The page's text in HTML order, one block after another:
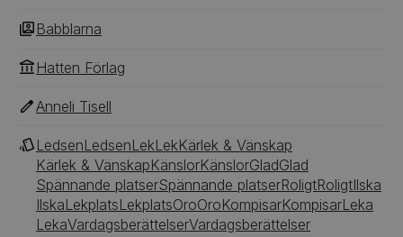
Babblarna
Hatten Förlag
Anneli Tisell
LedsenLedsenLekLekKärlek & Vänskap
Kärlek & VänskapKänslorKänslorGladGlad
Spännande platserSpännande platserRoligtRoligtIlska
IlskaLekplatsLekplatsOroOroKompisarKompisarLeka
LekaVardagsberättelserVardagsberättelser